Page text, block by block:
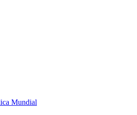
Mundial